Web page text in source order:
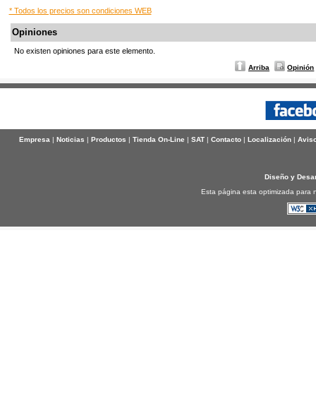
* Todos los precios son condiciones WEB
Opiniones
No existen opiniones para este elemento.
Arriba Opinión
Empresa| Noticias | Productos | Tienda On-Line | SAT| Contacto| Localización|
Diseño y
Esta página esta optimizada para